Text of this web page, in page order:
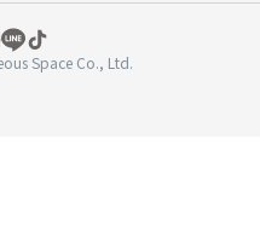
Space Co., Ltd.